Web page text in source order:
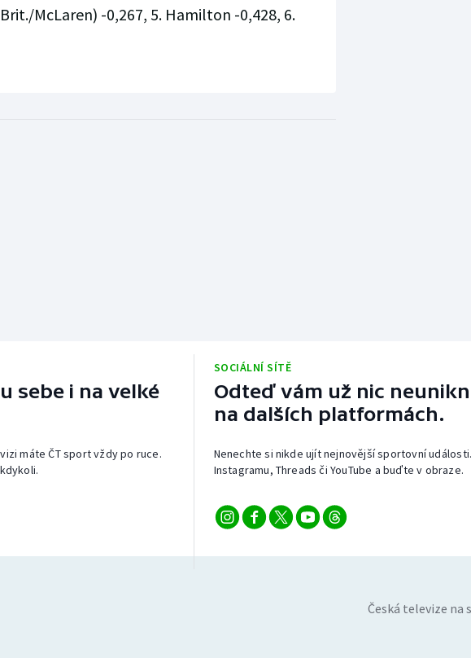
McLaren) -0,267, 5. Hamilton -0,428, 6.
sebe i na velké
máte ČT sport vždy po ruce.
SOCIÁLNÍ SÍTĚ
Odteď vám už nic
na dalších platformách.
Nenechte si nikde ujít nejnovější sportovní
Instagramu, Threads či YouTube a buďte v obraze.
Česká televize na